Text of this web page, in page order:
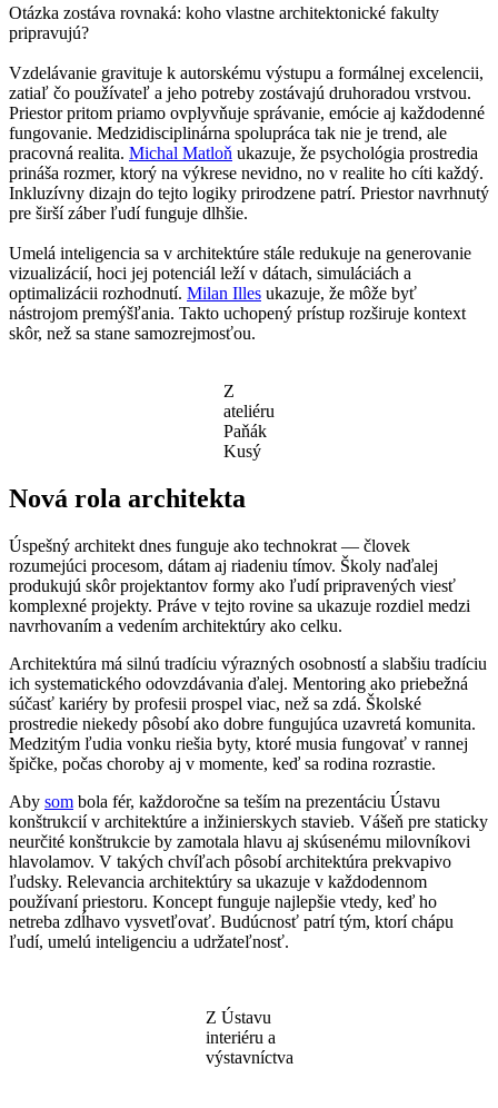
Otázka zostáva rovnaká: koho vlastne architektonické fakulty
pripravujú?
Vzdelávanie gravituje k autorskému výstupu a formálnej excelencii,
zatiaľ čo používateľ a jeho potreby zostávajú druhoradou vrstvou.
Priestor pritom priamo ovplyvňuje správanie, emócie aj každodenné
fungovanie. Medzidisciplinárna spolupráca tak nie je trend, ale
pracovná realita. Michal Matloň ukazuje, že psychológia prostredia
prináša rozmer, ktorý na výkrese nevidno, no v realite ho cíti každý.
Inkluzívny dizajn do tejto logiky prirodzene patrí. Priestor navrhnutý
pre širší záber ľudí funguje dlhšie.
Umelá inteligencia sa v architektúre stále redukuje na generovanie
vizualizácií, hoci jej potenciál leží v dátach, simuláciách a
optimalizácii rozhodnutí. Milan Illes ukazuje, že môže byť
nástrojom premýšľania. Takto uchopený prístup rozširuje kontext
skôr, než sa stane samozrejmosťou.
Z
ateliéru
Paňák
Kusý
Nová rola architekta
Úspešný architekt dnes funguje ako technokrat — človek
rozumejúci procesom, dátam aj riadeniu tímov. Školy naďalej
produkujú skôr projektantov formy ako ľudí pripravených viesť
komplexné projekty. Práve v tejto rovine sa ukazuje rozdiel medzi
navrhovaním a vedením architektúry ako celku.
Architektúra má silnú tradíciu výrazných osobností a slabšiu tradíciu
ich systematického odovzdávania ďalej. Mentoring ako priebežná
súčasť kariéry by profesii prospel viac, než sa zdá. Školské
prostredie niekedy pôsobí ako dobre fungujúca uzavretá komunita.
Medzitým ľudia vonku riešia byty, ktoré musia fungovať v rannej
špičke, počas choroby aj v momente, keď sa rodina rozrastie.
Aby som bola fér, každoročne sa teším na prezentáciu Ústavu
konštrukcií v architektúre a inžinierskych stavieb. Vášeň pre staticky
neurčité konštrukcie by zamotala hlavu aj skúsenému milovníkovi
hlavolamov. V takých chvíľach pôsobí architektúra prekvapivo
ľudsky. Relevancia architektúry sa ukazuje v každodennom
používaní priestoru. Koncept funguje najlepšie vtedy, keď ho
netreba zdĺhavo vysvetľovať. Budúcnosť patrí tým, ktorí chápu
ľudí, umelú inteligenciu a udržateľnosť.
Z Ústavu
interiéru a
výstavníctva